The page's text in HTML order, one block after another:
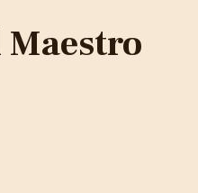
Maestro